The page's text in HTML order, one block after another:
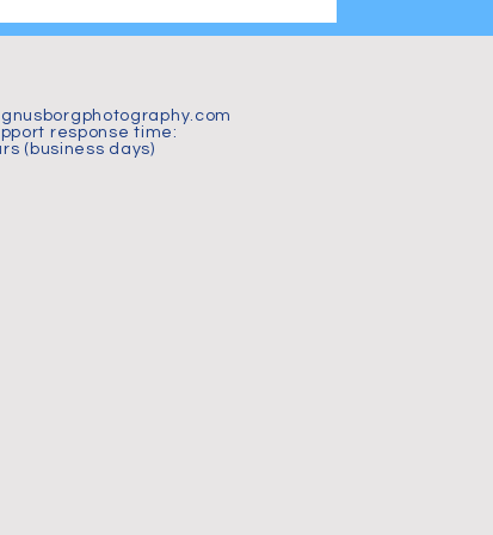
response time:
(business days)